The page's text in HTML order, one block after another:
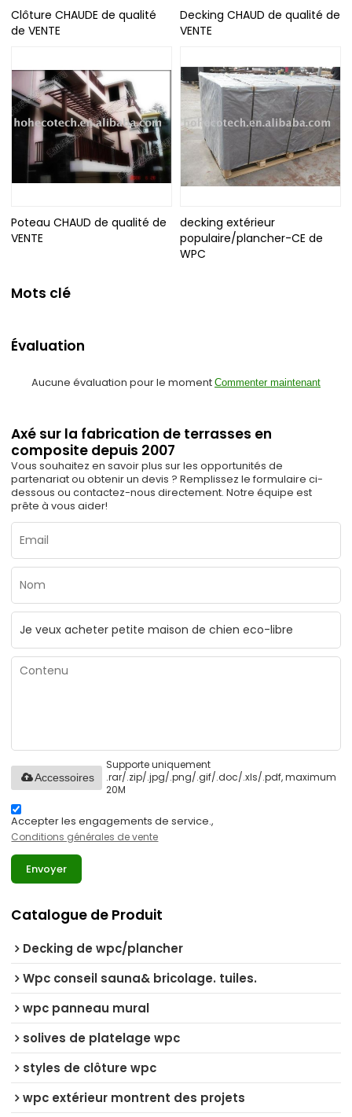
Clôture CHAUDE de qualité
de VENTE
Decking CHAUD de qualité de
VENTE
Poteau CHAUD de qualité de
VENTE
decking extérieur
populaire/plancher-CE de
WPC
Mots clé
Évaluation
Aucune évaluation pour le moment Commenter maintenant
Axé sur la fabrication de terrasses en
composite depuis 2007
Vous souhaitez en savoir plus sur les opportunités de
partenariat ou obtenir un devis ? Remplissez le formulaire ci-
dessous ou contactez-nous directement. Notre équipe est
prête à vous aider!
Supporte uniquement
.rar/.zip/.jpg/.png/.gif/.doc/.xls/.pdf, maximum
20M
Accessoires
Accepter les engagements de service.,
Conditions générales de vente
Envoyer
Catalogue de Produit
Decking de wpc/plancher
Wpc conseil sauna& bricolage. tuiles.
wpc panneau mural
solives de platelage wpc
styles de clôture wpc
wpc extérieur montrent des projets